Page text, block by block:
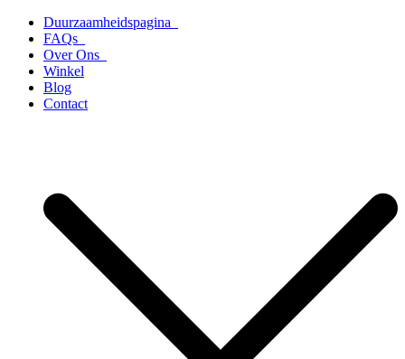
naar
inhoud
Duurzaamheidspagina
FAQs
Over Ons
Winkel
Blog
Contact